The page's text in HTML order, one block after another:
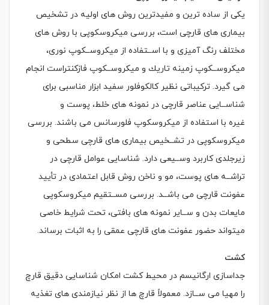
یکی از ساده ترین و مفیدترین روش های اولیه در تشخیص
بیماری های قارچی است، بررسی میکروسکوپی با روش های
مختلف رنگ آمیزی و با اســتفاده از میکروســکوپ نوری،
میکروســکوپ زمینه تاریك و میکروســکوپ فازكنتراست انجام
می گیرد. تركیباتی نظیر كالکوفلور سفید ابزار مناسبی برای
شناســایی عناصر قارچی در نمونه های خلط، پوست و
غیره با استفاده از میکروسکوپ فلورسانس می باشند. بررسی
میکروسکوپی در تشــخیص بیماری های قارچی سطحی و
زیرجلدی كاربرد وســیعی دارد. شناسایی عوامل قارچی در
تراشــه های پوست، مو و ناخن روش قابل اعتمادی در تأیید
عفونت قارچی می باشــد. بررسی مســتقیم میکروسکوپی
مایعات بدن و ســایر نمونه های بافتی، تحت شرایط خاصی
میتواند حضور عفونت های قارچی عمقی را به اثبات برساند.
كشت
جداسازی ارگانیسم در محیط كشت امکان شناسایی دقیق قارچ
را مهیا می ســازد. معمولاً قارچ ها از نظر نیازمندی های تغذیه